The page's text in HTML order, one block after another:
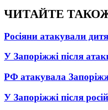
ЧИТАЙТЕ
Росіяни атакували
У Запоріжжі після
РФ атакувала
У Запоріжжі після